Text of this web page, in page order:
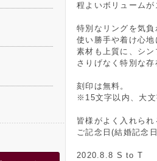
程よいボリュームが
特別なリングを気
使い勝手や着け心地
素材も上質に、シン
さりげなく特別な存
刻印は無料。
※15文字以内、大
皆様がよく入れられ
ご記念日(結婚記念
2020.8.8 S to T